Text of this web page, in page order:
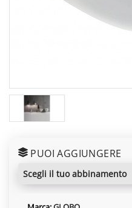
PUOI AGGIUNGERE
scegli il tuo abbinamento